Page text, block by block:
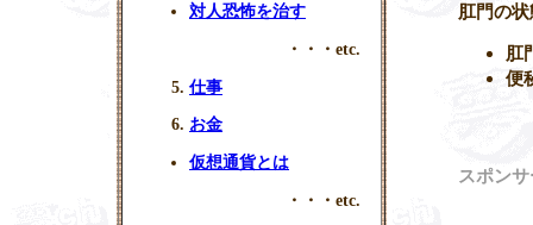
肛門の状
肛
便
スポン
対人恐怖を治す
・・・etc.
仕事
お金
仮想通貨とは
・・・etc.